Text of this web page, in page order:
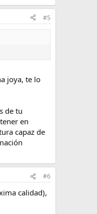
#5
joya, te lo
de tu
en
capaz de
#6
calidad),